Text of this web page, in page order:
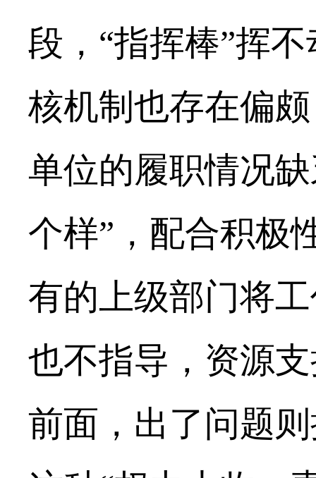
段，“指挥棒”挥
核机制也存在偏
单位的履职情况
个样”，配合积极
有的上级部门将
也不指导，资源
前面，出了问题